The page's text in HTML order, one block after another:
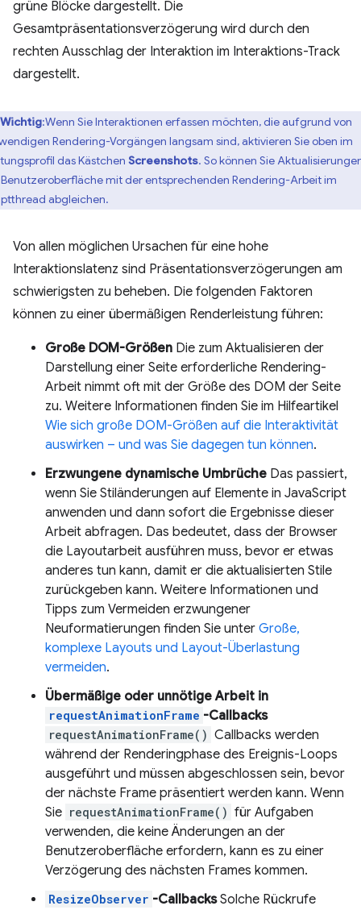
grüne Blöcke dargestellt. Die
Gesamtpräsentationsverzögerung wird durch den
rechten Ausschlag der Interaktion im Interaktions-Track
dargestellt.
Wichtig:Wenn Sie Interaktionen erfassen möchten, die aufgrund von
Rendering-Vorgängen langsam sind, aktivieren Sie oben im
das Kästchen Screenshots. So können Sie
mit der entsprechenden Rendering-Arbeit im
abgleichen.
Von allen möglichen Ursachen für eine hohe
Interaktionslatenz sind Präsentationsverzögerungen am
schwierigsten zu beheben. Die folgenden Faktoren
können zu einer übermäßigen Renderleistung führen:
Große DOM-Größen Die zum Aktualisieren der
Darstellung einer Seite erforderliche Rendering-
Arbeit nimmt oft mit der Größe des DOM der Seite
zu. Weitere Informationen finden Sie im Hilfeartikel
Wie sich große DOM-Größen auf die Interaktivität
auswirken – und was Sie dagegen tun können.
Erzwungene dynamische Umbrüche Das passiert,
wenn Sie Stiländerungen auf Elemente in JavaScript
anwenden und dann sofort die Ergebnisse dieser
Arbeit abfragen. Das bedeutet, dass der Browser
die Layoutarbeit ausführen muss, bevor er etwas
anderes tun kann, damit er die aktualisierten Stile
zurückgeben kann. Weitere Informationen und
Tipps zum Vermeiden erzwungener
Neuformatierungen finden Sie unter Große,
komplexe Layouts und Layout-Überlastung
vermeiden.
Übermäßige oder unnötige Arbeit in
requestAnimationFrame -Callbacks
requestAnimationFrame() Callbacks werden
während der Renderingphase des Ereignis-Loops
ausgeführt und müssen abgeschlossen sein, bevor
der nächste Frame präsentiert werden kann. Wenn
Sie requestAnimationFrame() für Aufgaben
verwenden, die keine Änderungen an der
Benutzeroberfläche erfordern, kann es zu einer
Verzögerung des nächsten Frames kommen.
ResizeObserver -CallbacksSolche Rückrufe